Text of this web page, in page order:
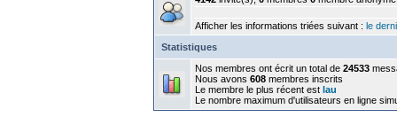
Afficher les informations triées suivant : le
Statistiques
Nos membres ont écrit un total de 24533
Nous avons 608 membres inscrits
Le membre le plus récent est lau
Le nombre maximum d'utilisateurs en ligne